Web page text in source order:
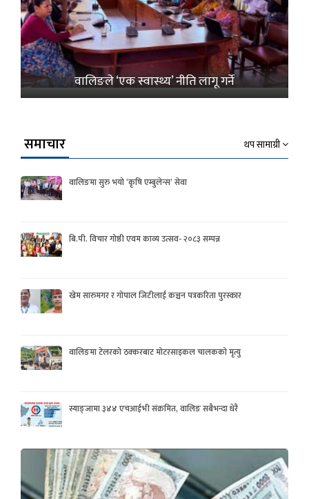
वालिङले ‘एक स्वास्थ्य’ नीति लागू गर्ने
समाचार थप सामाग्री
वालिङमा सुरु भयो ‘कृषि एम्बुलेन्स’ सेवा
बि.पी. विचार गोष्ठी एवम काव्य उत्सव- २०८३ सम्पन्न
खेम सारुमगर र गोपाल जिटीलाई कञ्चन पत्रकरिता पुरस्कार
वालिङमा टेलरको ठक्करबाट मोटरसाइकल चालकको मृत्यु
स्याङ्जामा ३४४ एचआईभी संक्रमित, वालिङ सबैभन्दा धेरै